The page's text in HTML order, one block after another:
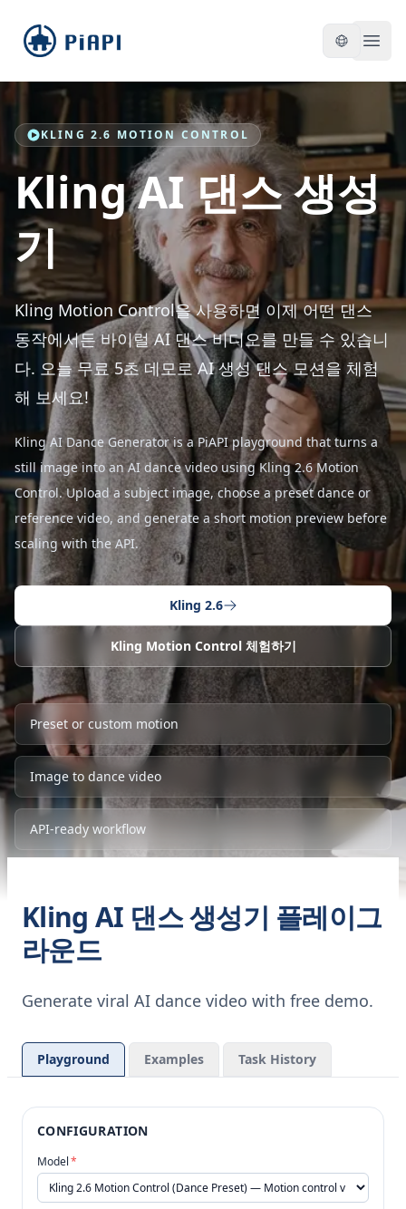
piapi
KLING 2.6 MOTION CONTROL
Kling AI 댄스 생성
기
Kling Motion Control을 사용하면 이제 어떤 댄스
동작에서든 바이럴 AI 댄스 비디오를 만들 수 있습니
다. 오늘 무료 5초 데모로 AI 생성 댄스 모션을 체험
해 보세요!
Kling AI Dance Generator is a PiAPI playground that turns a
still image into an AI dance video using Kling 2.6 Motion
Control. Upload a subject image, choose a preset dance or
reference video, and generate a short motion preview before
scaling with the API.
Kling 2.6
Kling Motion Control 체험하기
Preset or custom motion
Image to dance video
API-ready workflow
Kling AI 댄스 생성기 플레이그
라운드
Generate viral AI dance video with free demo.
Playground Examples Task History
CONFIGURATION
Model*